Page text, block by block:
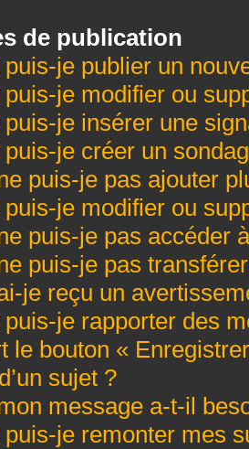
de publication
je publier un
je modifier ou
je insérer une
je créer un
puis-je pas ajouter
je modifier ou
puis-je pas accéder
puis-je pas
je reçu un
je rapporter des
le bouton «
sujet ?
message a-t-il
je remonter mes